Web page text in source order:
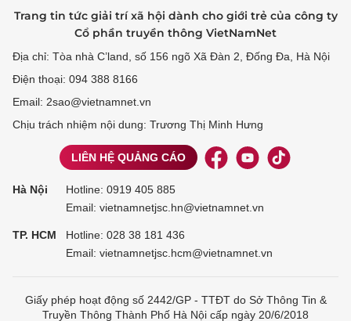
Trang tin tức giải trí xã hội dành cho giới trẻ của công ty
Cổ phần truyền thông VietNamNet
Địa chỉ: Tòa nhà C’land, số 156 ngõ Xã Đàn 2, Đống Đa, Hà Nội
Điện thoại: 094 388 8166
Email: 2sao@vietnamnet.vn
Chịu trách nhiệm nội dung: Trương Thị Minh Hưng
LIÊN HỆ QUẢNG CÁO
Hà Nội Hotline: 0919 405 885
Email: vietnamnetjsc.hn@vietnamnet.vn
TP. HCM Hotline: 028 38 181 436
Email: vietnamnetjsc.hcm@vietnamnet.vn
Giấy phép hoạt động số 2442/GP - TTĐT do Sở Thông Tin &
Truyền Thông Thành Phố Hà Nội cấp ngày 20/6/2018